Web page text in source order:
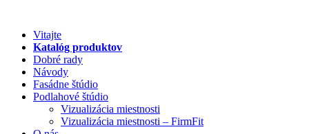
obsah
Vitajte
Katalóg produktov
Dobré rady
Návody
Fasádne štúdio
Podlahové štúdio
Vizualizácia miestnosti
Vizualizácia miestnosti – FirmFit